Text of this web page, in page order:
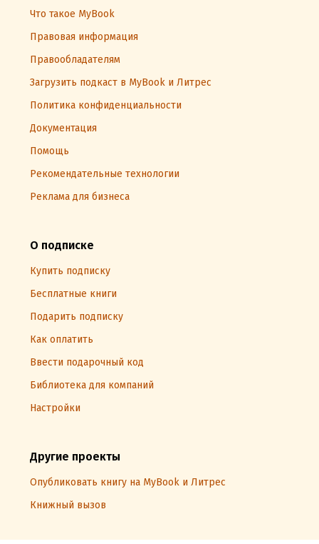
Что такое MyBook
Правовая информация
Правообладателям
Загрузить подкаст в MyBook и Литрес
Политика конфиденциальности
Документация
Помощь
Рекомендательные технологии
Реклама для бизнеса
О подписке
Купить подписку
Бесплатные книги
Подарить подписку
Как оплатить
Ввести подарочный код
Библиотека для компаний
Настройки
Другие проекты
Опубликовать книгу на MyBook и Литрес
Книжный вызов